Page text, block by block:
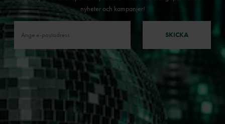
nyheter och kampanjer!
SKICKA